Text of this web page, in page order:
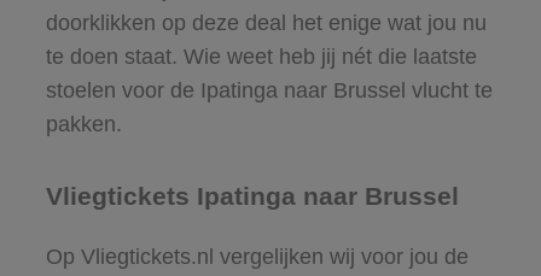
doorklikken op deze deal het enige wat jou nu
te doen staat. Wie weet heb jij nét die laatste
stoelen voor de Ipatinga naar Brussel vlucht te
pakken.
Vliegtickets Ipatinga naar Brussel
Op Vliegtickets.nl vergelijken wij voor jou de